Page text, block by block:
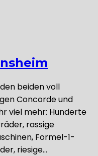
beiden voll
Concorde und
viel mehr: Hunderte
rassige
Formel-1-
riesige…